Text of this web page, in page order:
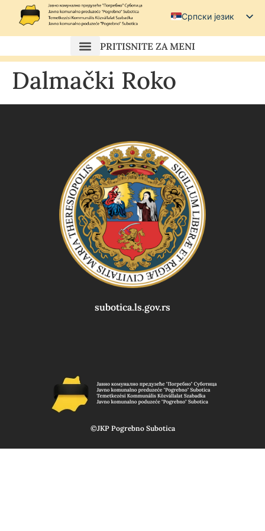
Српски језик
Српски (ћирилица)
Magyar
PRITISNITE ZA MENI
Dalmački Roko
subotica.ls.gov.rs
©JKP Pogrebno Subotica